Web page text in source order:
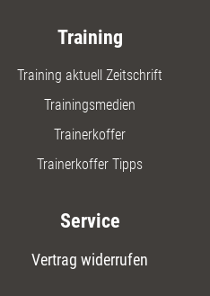
Training
Training aktuell Zeitschrift
Trainingsmedien
Trainerkoffer
Trainerkoffer Tipps
Service
Vertrag widerrufen